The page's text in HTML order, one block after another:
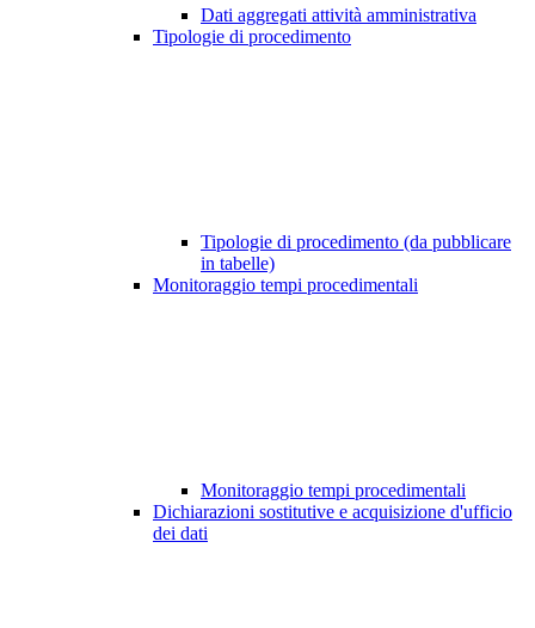
Dati aggregati attività amministrativa
Tipologie di procedimento
Tipologie di procedimento (da pubblicare
in tabelle)
Monitoraggio tempi procedimentali
Monitoraggio tempi procedimentali
Dichiarazioni sostitutive e acquisizione d'ufficio
dei dati